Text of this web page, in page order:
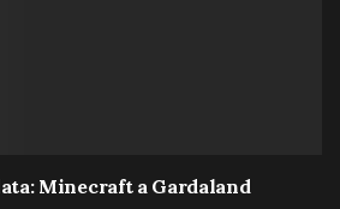
Minecraft a Gardaland